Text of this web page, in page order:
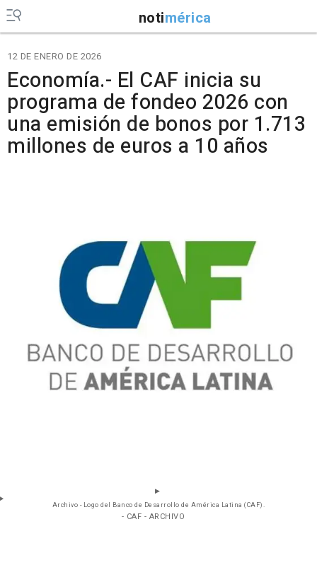
notimérica
12 DE ENERO DE 2026
Economía.- El CAF inicia su
programa de fondeo 2026 con
una emisión de bonos por 1.713
millones de euros a 10 años
Archivo - Logo del Banco de Desarrollo de América Latina (CAF).
- CAF - ARCHIVO